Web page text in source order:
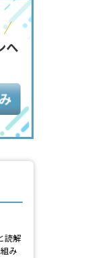
へ
読解
み